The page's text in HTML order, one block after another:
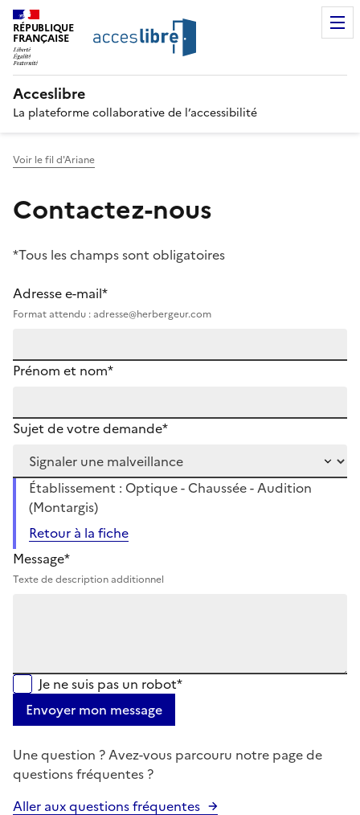
RÉPUBLIQUE
FRANÇAISE
Acceslibre
La plateforme collaborative de l’accessibilité
Voir le fil d'Ariane
Contactez-nous
*Tous les champs sont obligatoires
Adresse e-mail*
Format attendu : adresse@herbergeur.com
Prénom et nom*
Sujet de votre demande*
Établissement : Optique - Chaussée - Audition
(Montargis)
Retour à la fiche
Message*
Texte de description additionnel
Je ne suis pas un robot*
Envoyer mon message
Une question ? Avez-vous parcouru notre page de
questions fréquentes ?
Aller aux questions fréquentes